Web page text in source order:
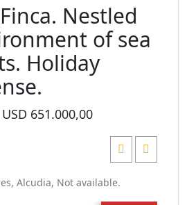
Nestled
of sea
Holiday
USD 651.000,00
, Alcudia, Not available.